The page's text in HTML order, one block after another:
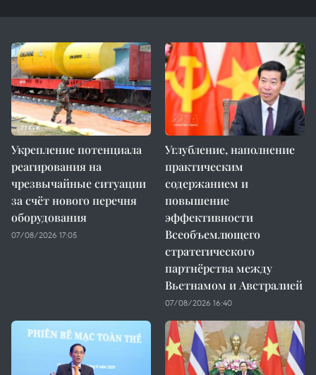
Укрепление потенциала
реагирования на
чрезвычайные ситуации
за счёт нового перечня
оборудования
07/08/2026 17:05
Углубление, наполнение
практическим
содержанием и
повышение
эффективности
Всеобъемлющего
стратегического
партнёрства между
Вьетнамом и Австралией
07/08/2026 16:40